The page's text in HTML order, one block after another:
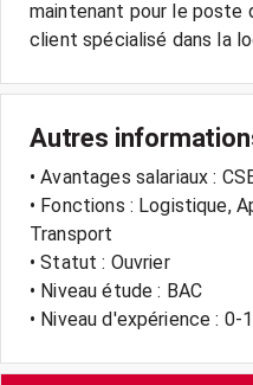
maintenant pour le poste
Autres
• Avantages salariaux :
• Fonctions : Logistique,
Transport
• Statut : Ouvrier
• Niveau étude : BAC
• Niveau d'expérience : 0-